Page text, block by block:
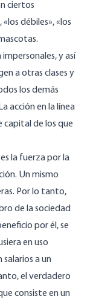
ciertos
débiles», «los
y así
a otras clases y
los demás
acción en la línea
capital de los que
la fuerza por la
Un mismo
Por lo tanto,
de la sociedad
por él, se
en uso
a un
el verdadero
consiste en un